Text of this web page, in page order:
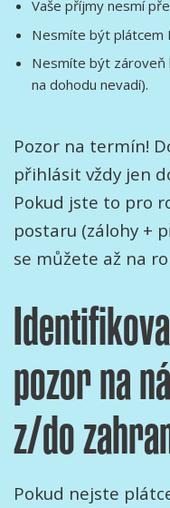
Vaše příjmy nesmí
Nesmíte být plátcem
Nesmíte být zároveň
na dohodu nevadí).
Pozor na termín!
přihlásit vždy jen
Pokud jste to pro
postaru (zálohy +
se můžete až na
pozor na
z/do
Pokud nejste